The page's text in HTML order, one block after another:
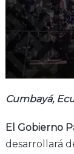
Cumbayá,
El Gobierno
desarrollará